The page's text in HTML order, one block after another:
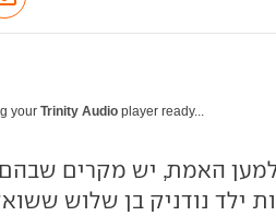
yourTrinity Audio player ready...
האמת, יש מקרים
ילד נודניק בן שלוש